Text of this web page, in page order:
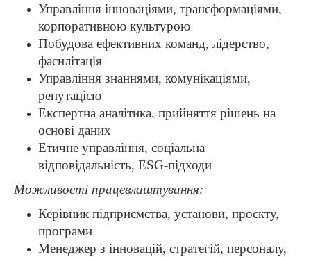
Управління інноваціями, трансформаціями,
корпоративною культурою
Побудова ефективних команд, лідерство,
фасилітація
Управління знаннями, комунікаціями,
репутацією
Експертна аналітика, прийняття рішень на
основі даних
Етичне управління, соціальна
відповідальність, ESG-підходи
Можливості працевлаштування:
Керівник підприємства, установи, проєкту,
програми
Менеджер з інновацій, стратегій, персоналу,